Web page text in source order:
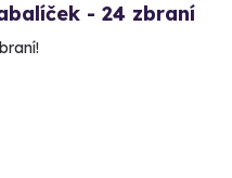
- 24 zbraní